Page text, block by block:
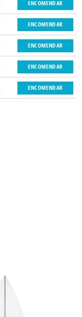
ENCOMENDAR
ENCOMENDAR
ENCOMENDAR
ENCOMENDAR
ENCOMENDAR